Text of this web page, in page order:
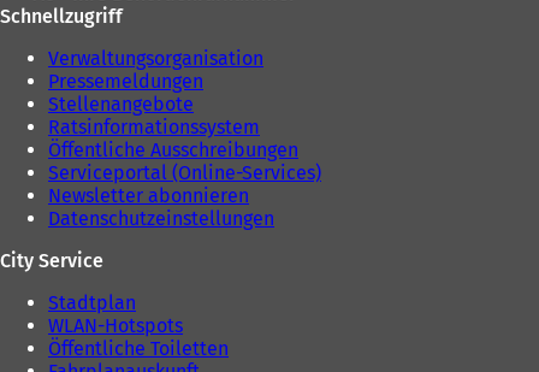
Schnellzugriff
Verwaltungsorganisation
Pressemeldungen
Stellenangebote
Ratsinformationssystem
Öffentliche Ausschreibungen
Serviceportal (Online-Services)
Newsletter abonnieren
Datenschutzeinstellungen
City Service
Stadtplan
WLAN-Hotspots
Öffentliche Toiletten